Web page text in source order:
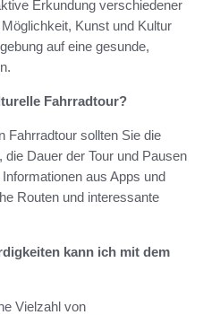
Erkundung verschiedener
Kunst und Kultur
auf eine gesunde,
Fahrradtour?
Fahrradtour sollten Sie die
Dauer der Tour und Pausen
aus Apps und
Routen und interessante
kann ich mit dem
Vielzahl von